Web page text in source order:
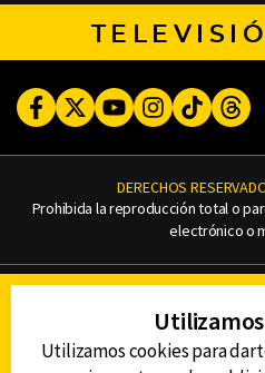
FacebookTwitterYoutubeInstagram
TikTok
DERECHOS
Prohibida la reproducción total o
electrónico o
AVISO DE
DEFENSORÍA DE
Utilizamos cookies para